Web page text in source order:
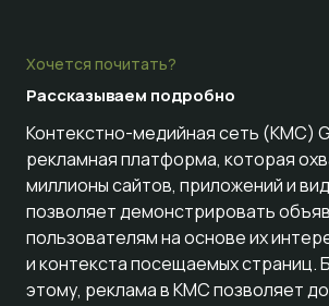
Хочется почитать?
Рассказываем подробно
Контекстно-медийная сеть (КМС)
рекламная платформа, которая
миллионы сайтов, приложений и
позволяет демонстрировать
пользователям на основе их
и контекста посещаемых страниц.
этому, реклама в КМС позволяет